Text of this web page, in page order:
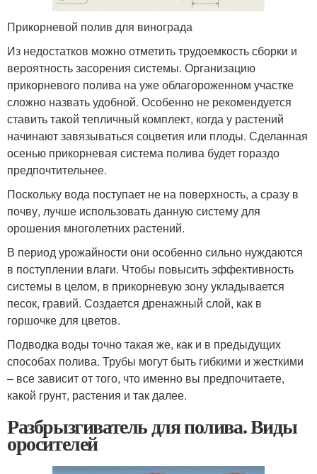
Прикорневой полив для винограда
Из недостатков можно отметить трудоемкость сборки и
вероятность засорения системы. Организацию
прикорневого полива на уже облагороженном участке
сложно назвать удобной. Особенно не рекомендуется
ставить такой тепличный комплект, когда у растений
начинают завязываться соцветия или плоды. Сделанная
осенью прикорневая система полива будет гораздо
предпочтительнее.
Поскольку вода поступает не на поверхность, а сразу в
почву, лучше использовать данную систему для
орошения многолетних растений.
В период урожайности они особенно сильно нуждаются
в поступлении влаги. Чтобы повысить эффективность
системы в целом, в прикорневую зону укладывается
песок, гравий. Создается дренажный слой, как в
горшочке для цветов.
Подводка воды точно такая же, как и в предыдущих
способах полива. Трубы могут быть гибкими и жесткими
– все зависит от того, что именно вы предпочитаете,
какой грунт, растения и так далее.
Разбрызгиватель для полива. Виды
оросителей